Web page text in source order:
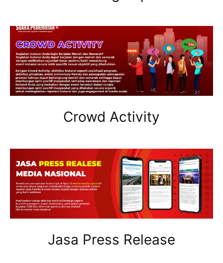
Crowd Activity
Jasa Press Release